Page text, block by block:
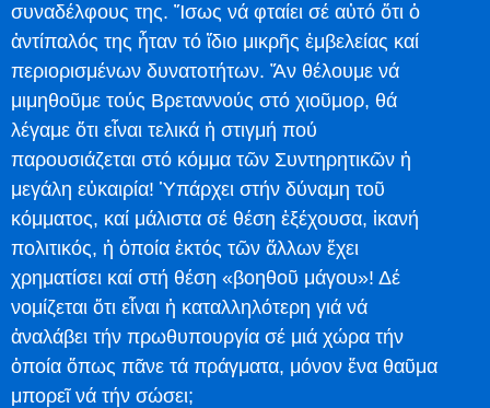
συναδέλφους της. Ἴσως νά φταίει σέ αὐτό ὅτι ὁ
ἀντίπαλός της ἦταν τό ἴδιο μικρῆς ἐμβελείας καί
περιορισμένων δυνατοτήτων. Ἄν θέλουμε νά
μιμηθοῦμε τούς Βρεταννούς στό χιοῦμορ, θά
λέγαμε ὅτι εἶναι τελικά ἡ στιγμή πού
παρουσιάζεται στό κόμμα τῶν Συντηρητικῶν ἡ
μεγάλη εὐκαιρία! Ὑπάρχει στήν δύναμη τοῦ
κόμματος, καί μάλιστα σέ θέση ἐξέχουσα, ἱκανή
πολιτικός, ἡ ὁποία ἐκτός τῶν ἄλλων ἔχει
χρηματίσει καί στή θέση «βοηθοῦ μάγου»! Δέ
νομίζεται ὅτι εἶναι ἡ καταλληλότερη γιά νά
ἀναλάβει τήν πρωθυπουργία σέ μιά χώρα τήν
ὁποία ὅπως πᾶνε τά πράγματα, μόνον ἕνα θαῦμα
μπορεῖ νά τήν σώσει;